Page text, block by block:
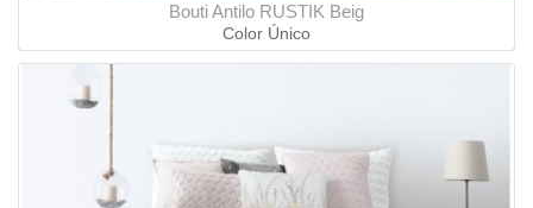
Bouti Antilo RUSTIK Beig
Color Único